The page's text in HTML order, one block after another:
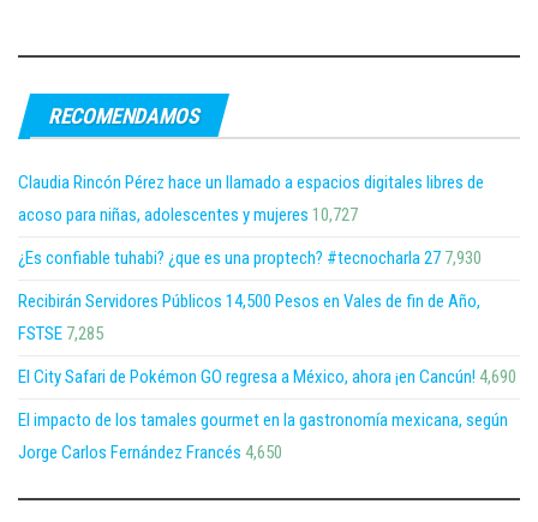
RECOMENDAMOS
Claudia Rincón Pérez hace un llamado a espacios digitales libres de
acoso para niñas, adolescentes y mujeres 10,727
¿Es confiable tuhabi? ¿que es una proptech? #tecnocharla 27 7,930
Recibirán Servidores Públicos 14,500 Pesos en Vales de fin de Año,
FSTSE 7,285
El City Safari de Pokémon GO regresa a México, ahora ¡en Cancún! 4,690
El impacto de los tamales gourmet en la gastronomía mexicana, según
Jorge Carlos Fernández Francés 4,650